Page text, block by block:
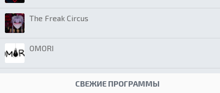
The Freak Circus
OMORI
СВЕЖИЕ ПРОГРАММЫ